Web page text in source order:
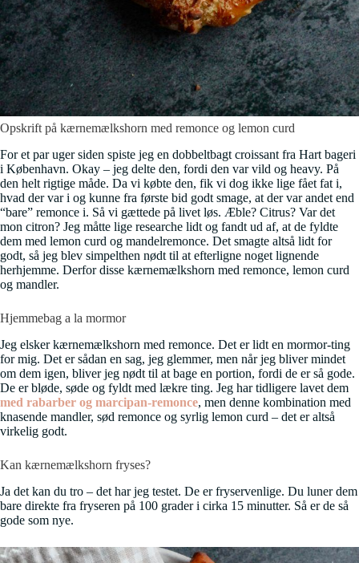
Opskrift på kærnemælkshorn med remonce og lemon curd
For et par uger siden spiste jeg en dobbeltbagt croissant fra Hart bageri
i København. Okay – jeg delte den, fordi den var vild og heavy. På
den helt rigtige måde. Da vi købte den, fik vi dog ikke lige fået fat i,
hvad der var i og kunne fra første bid godt smage, at der var andet end
“bare” remonce i. Så vi gættede på livet løs. Æble? Citrus? Var det
mon citron? Jeg måtte lige researche lidt og fandt ud af, at de fyldte
dem med lemon curd og mandelremonce. Det smagte altså lidt for
godt, så jeg blev simpelthen nødt til at efterligne noget lignende
herhjemme. Derfor disse kærnemælkshorn med remonce, lemon curd
og mandler.
Hjemmebag a la mormor
Jeg elsker kærnemælkshorn med remonce. Det er lidt en mormor-ting
for mig. Det er sådan en sag, jeg glemmer, men når jeg bliver mindet
om dem igen, bliver jeg nødt til at bage en portion, fordi de er så gode.
De er bløde, søde og fyldt med lækre ting. Jeg har tidligere lavet dem
med rabarber og marcipan-remonce, men denne kombination med
knasende mandler, sød remonce og syrlig lemon curd – det er altså
virkelig godt.
Kan kærnemælkshorn fryses?
Ja det kan du tro – det har jeg testet. De er fryservenlige. Du luner dem
bare direkte fra fryseren på 100 grader i cirka 15 minutter. Så er de så
gode som nye.